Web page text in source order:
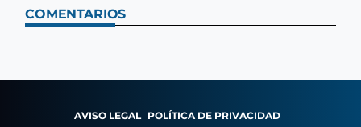
COMENTARIOS
AVISO LEGAL POLÍTICA DE PRIVACIDAD